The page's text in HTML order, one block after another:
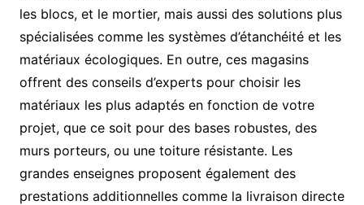
les blocs, et le mortier, mais aussi des solutions plus
spécialisées comme les systèmes d’étanchéité et les
matériaux écologiques. En outre, ces magasins
offrent des conseils d’experts pour choisir les
matériaux les plus adaptés en fonction de votre
projet, que ce soit pour des bases robustes, des
murs porteurs, ou une toiture résistante. Les
grandes enseignes proposent également des
prestations additionnelles comme la livraison directe